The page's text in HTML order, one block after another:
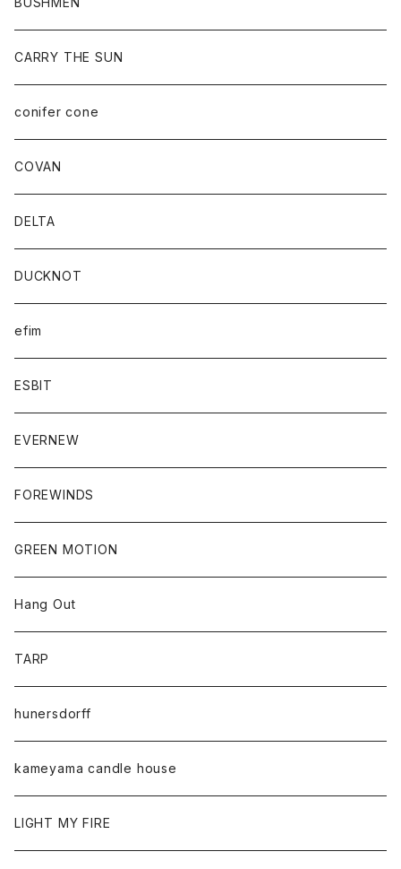
CARRY THE SUN
conifer cone
COVAN
DELTA
DUCKNOT
efim
ESBIT
EVERNEW
FOREWINDS
GREEN MOTION
Hang Out
TARP
hunersdorff
kameyama candle house
LIGHT MY FIRE